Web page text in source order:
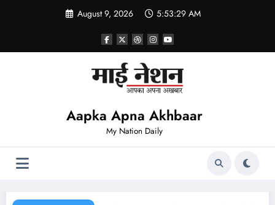
August 9, 2026 5:53:30 AM
Aapka Apna Akhbaar
My Nation Daily